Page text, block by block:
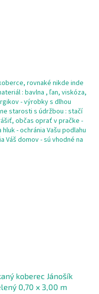
rovnaké nikde inde
: bavlna , ľan, viskóza,
- výrobky s dlhou
starosti s údržbou : stačí
občas oprať v pračke -
- ochránia Vašu podlahu
Váš domov - sú vhodné na
koberec Jánošík
0,70 x 3,00 m